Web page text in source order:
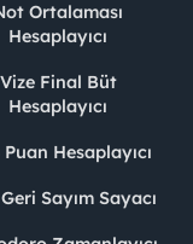
Ortalaması
Hesaplayıcı
Vize Final Büt
Hesaplayıcı
Hesaplayıcı
Sayım Sayacı